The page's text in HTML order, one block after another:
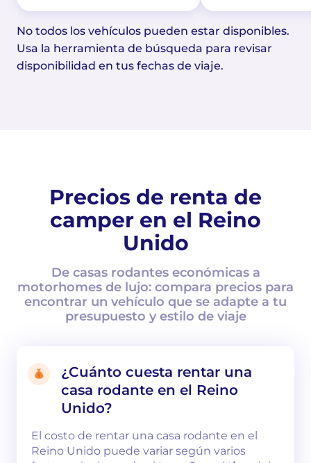
No todos los vehículos pueden estar disponibles.
Usa la herramienta de búsqueda para revisar
disponibilidad en tus fechas de viaje.
Precios de renta de
camper en el Reino
Unido
De casas rodantes económicas a
motorhomes de lujo: compara precios para
encontrar un vehículo que se adapte a tu
presupuesto y estilo de viaje
¿Cuánto cuesta rentar una
casa rodante en el Reino
Unido?
El costo de rentar una casa rodante en el
Reino Unido puede variar según varios